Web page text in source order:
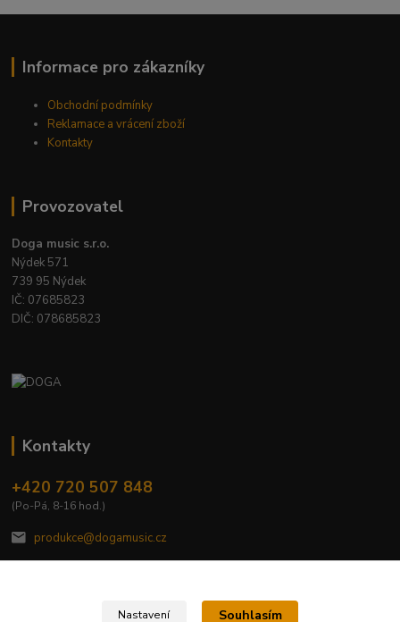
Informace pro zákazníky
Obchodní podmínky
Reklamace a vrácení zboží
Kontakty
Provozovatel
Doga music s.r.o.
Nýdek 571
739 95 Nýdek
IČ: 07685823
DIČ: 078685823
Kontakty
+420 720 507 848
(Po-Pá, 8-16 hod.)
produkce@dogamusic.cz
Nastavení Souhlasím